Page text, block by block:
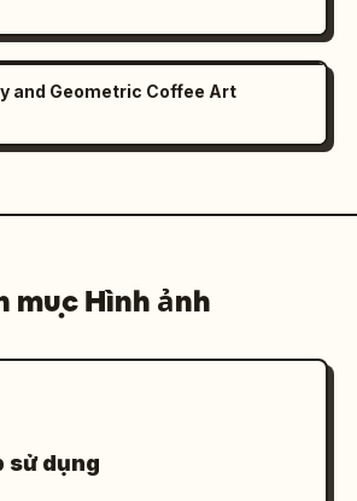
and Geometric Coffee Art
mục Hình ảnh
sử dụng